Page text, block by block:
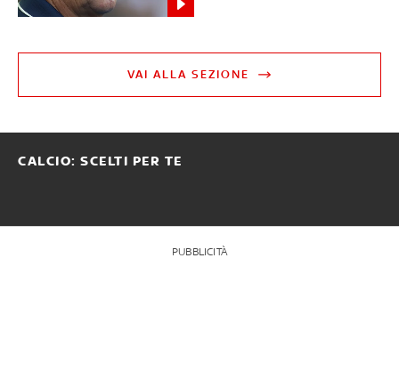
VAI ALLA SEZIONE
CALCIO: SCELTI PER TE
PUBBLICITÀ